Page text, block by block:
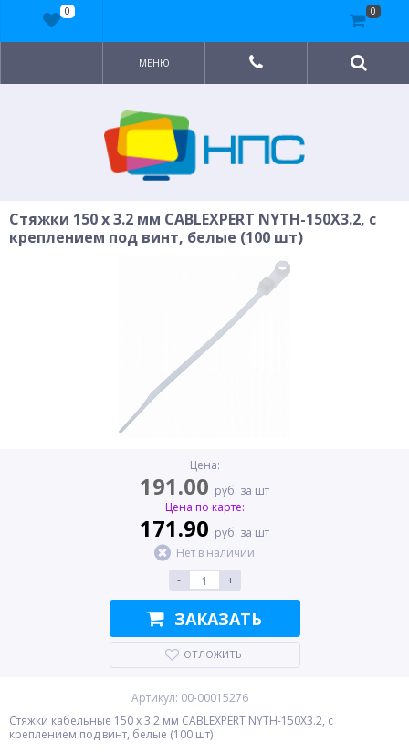
МЕНЮ
Стяжки 150 x 3.2 мм CABLEXPERT NYTH-150X3.2, с
креплением под винт, белые (100 шт)
Цена:
191.00 руб. за шт
Цена по карте:
171.90 руб. за шт
Нет в наличии
-
+
ЗАКАЗАТЬ
ОТЛОЖИТЬ
Артикул: 00-00015276
Стяжки кабельные 150 x 3.2 мм CABLEXPERT NYTH-150X3.2, с
креплением под винт, белые (100 шт)
0 0